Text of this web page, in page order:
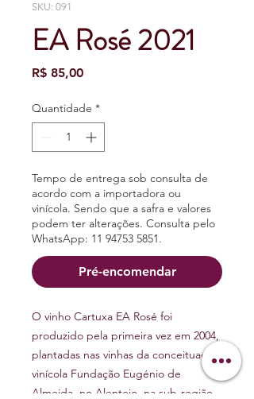
SKU: 091
EA Rosé 2021
R$ 85,00Preço
Quantidade *
Tempo de entrega sob consulta de
acordo com a importadora ou
vinícola. Sendo que a safra e valores
podem ter alterações. Consulta pelo
WhatsApp: 11 94753 5851.
Pré-encomendar
O vinho Cartuxa EA Rosé foi
produzido pela primeira vez em 2004,
plantadas nas vinhas da conceituada
vinícola Fundação Eugénio de
Almeida, no Alentejo, na sub-região